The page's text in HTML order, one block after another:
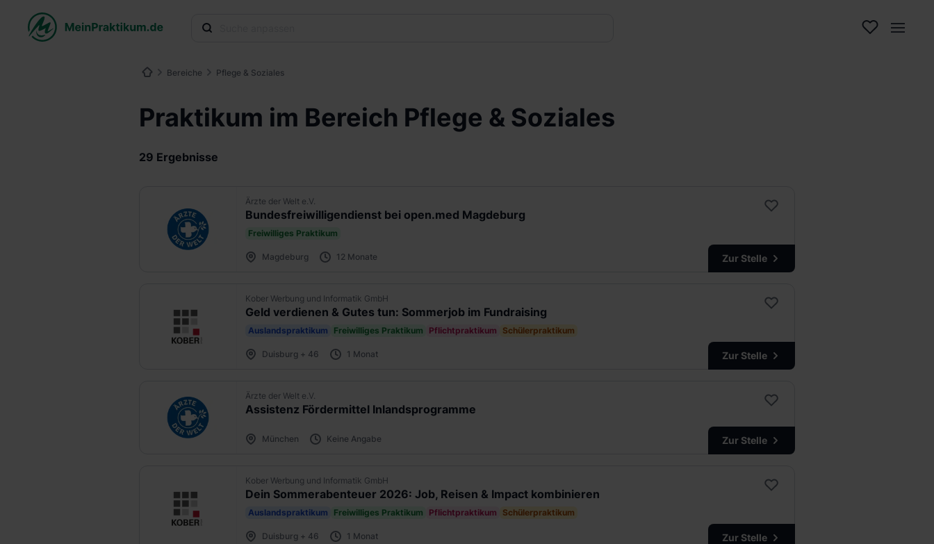
Bereiche Pflege & Soziales
Praktikum im Bereich Pflege & Soziales
29 Ergebnisse
Ärzte der Welt e.V.
Bundesfreiwilligendienst bei open.med Magdeburg
Freiwilliges Praktikum
Magdeburg 12 Monate Zur Stelle
Kober Werbung und Informatik GmbH
Geld verdienen & Gutes tun: Sommerjob im Fundraising
Auslandspraktikum Freiwilliges Praktikum Pflichtpraktikum Schülerpraktikum
Duisburg + 46 1 Monat Zur Stelle
Ärzte der Welt e.V.
Assistenz Fördermittel Inlandsprogramme
München Keine Angabe Zur Stelle
Kober Werbung und Informatik GmbH
Dein Sommerabenteuer 2026: Job, Reisen & Impact kombinieren
Auslandspraktikum Freiwilliges Praktikum Pflichtpraktikum Schülerpraktikum
Duisburg + 46 1 Monat Zur Stelle